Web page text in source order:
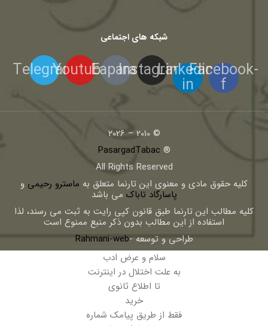
شبکه های اجتماعی
Facebook-
f
Linkedin-
in
Instagram
Eaparat
Youtube
Telegram
© 2010 – 2026
®
PasargadTabac
All Rights Reserved
كليه حقوق مادی و معنوی اين تارنما متعلق به ماسترو رحیمی و
پاسارگاد تاباک می باشد
کلیه مطالب این تارنما طبق قانون کپی رایت به ثبت می رسند، لذا
استفاده از این مطالب بدون ذکر منبع ممنوع است
طراحی و توسعه -Rahmani-web
سلام و عرض ادب
به علت اختلال در اینترنت
تا اطلاع ثانوی
خرید
فقط از طریق پیامک شماره